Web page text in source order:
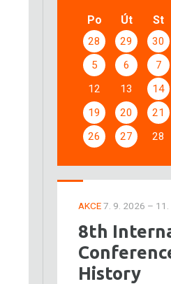
Po Út St
28 29 30
5
6 7
12
13 14
19
20 21
26
27 28
AKCE7. 9. 2026 – 11.
8th
History